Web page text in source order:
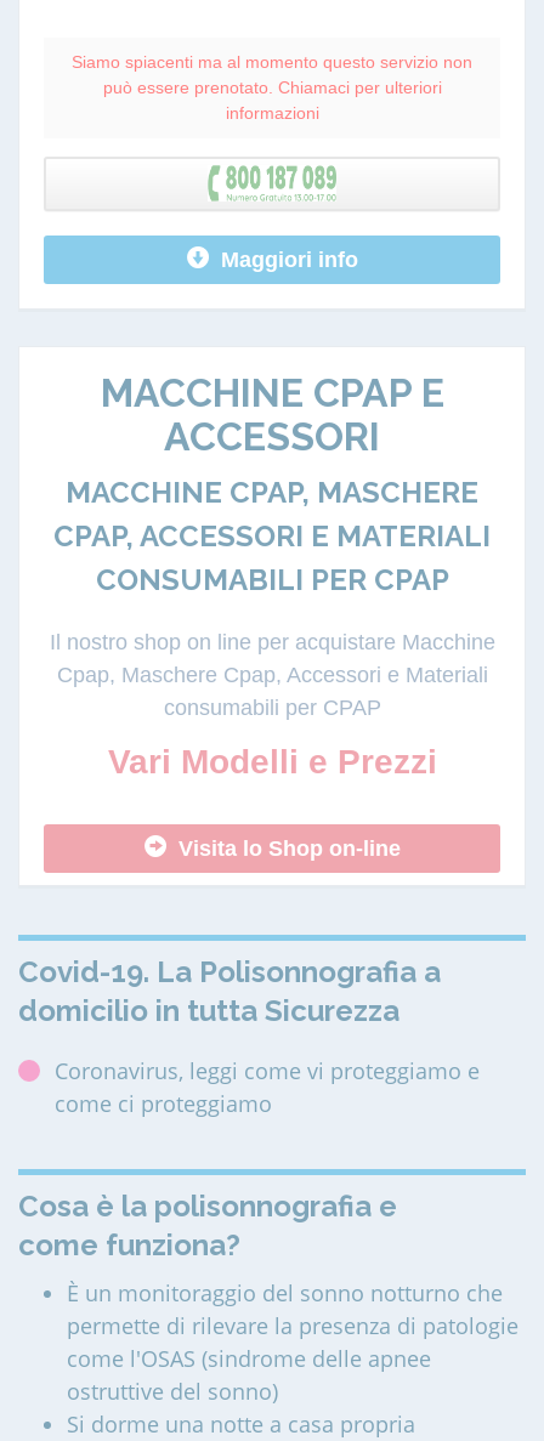
Siamo spiacenti ma al momento questo servizio non
può essere prenotato. Chiamaci per ulteriori
informazioni
Maggiori info
MACCHINE CPAP E
ACCESSORI
MACCHINE CPAP, MASCHERE
CPAP, ACCESSORI E MATERIALI
CONSUMABILI PER CPAP
Il nostro shop on line per acquistare Macchine
Cpap, Maschere Cpap, Accessori e Materiali
consumabili per CPAP
Vari Modelli e Prezzi
Visita lo Shop on-line
Covid-19. La Polisonnografia a
domicilio in tutta Sicurezza
Coronavirus, leggi come vi proteggiamo e
come ci proteggiamo
Cosa è la polisonnografia e
come funziona?
È un monitoraggio del sonno notturno che
permette di rilevare la presenza di patologie
come l'OSAS (sindrome delle apnee
ostruttive del sonno)
Si dorme una notte a casa propria